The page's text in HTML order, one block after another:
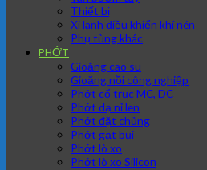
Thiết bị
Xi lanh điều khiển khí nén
Phụ tùng khác
PHỚT
Gioăng cao su
Gioăng nồi công nghiệp
Phớt cổ trục MC, DC
Phớt dạ nỉ len
Phớt đặt chủng
Phớt gạt bụi
Phớt lò xo
Phớt lò xo Silicon